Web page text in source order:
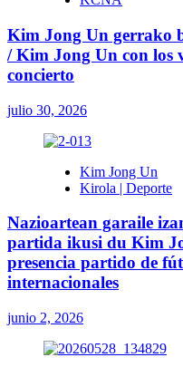
Kim Jong Un gerrako
/ Kim Jong Un con los
concierto
julio 30, 2026
Kim Jong Un
Kirola | Deporte
Nazioartean garaile
partida ikusi du Kim
presencia partido de
internacionales
junio 2, 2026